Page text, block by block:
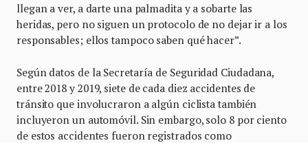
llegan a ver, a darte una palmadita y a sobarte las
heridas, pero no siguen un protocolo de no dejar ir a los
responsables; ellos tampoco saben qué hacer”.
Según datos de la Secretaría de Seguridad Ciudadana,
entre 2018 y 2019, siete de cada diez accidentes de
tránsito que involucraron a algún ciclista también
incluyeron un automóvil. Sin embargo, solo 8 por ciento
de estos accidentes fueron registrados como